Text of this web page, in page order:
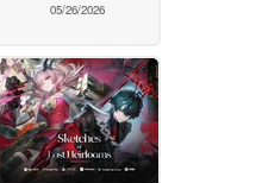
05/26/2026